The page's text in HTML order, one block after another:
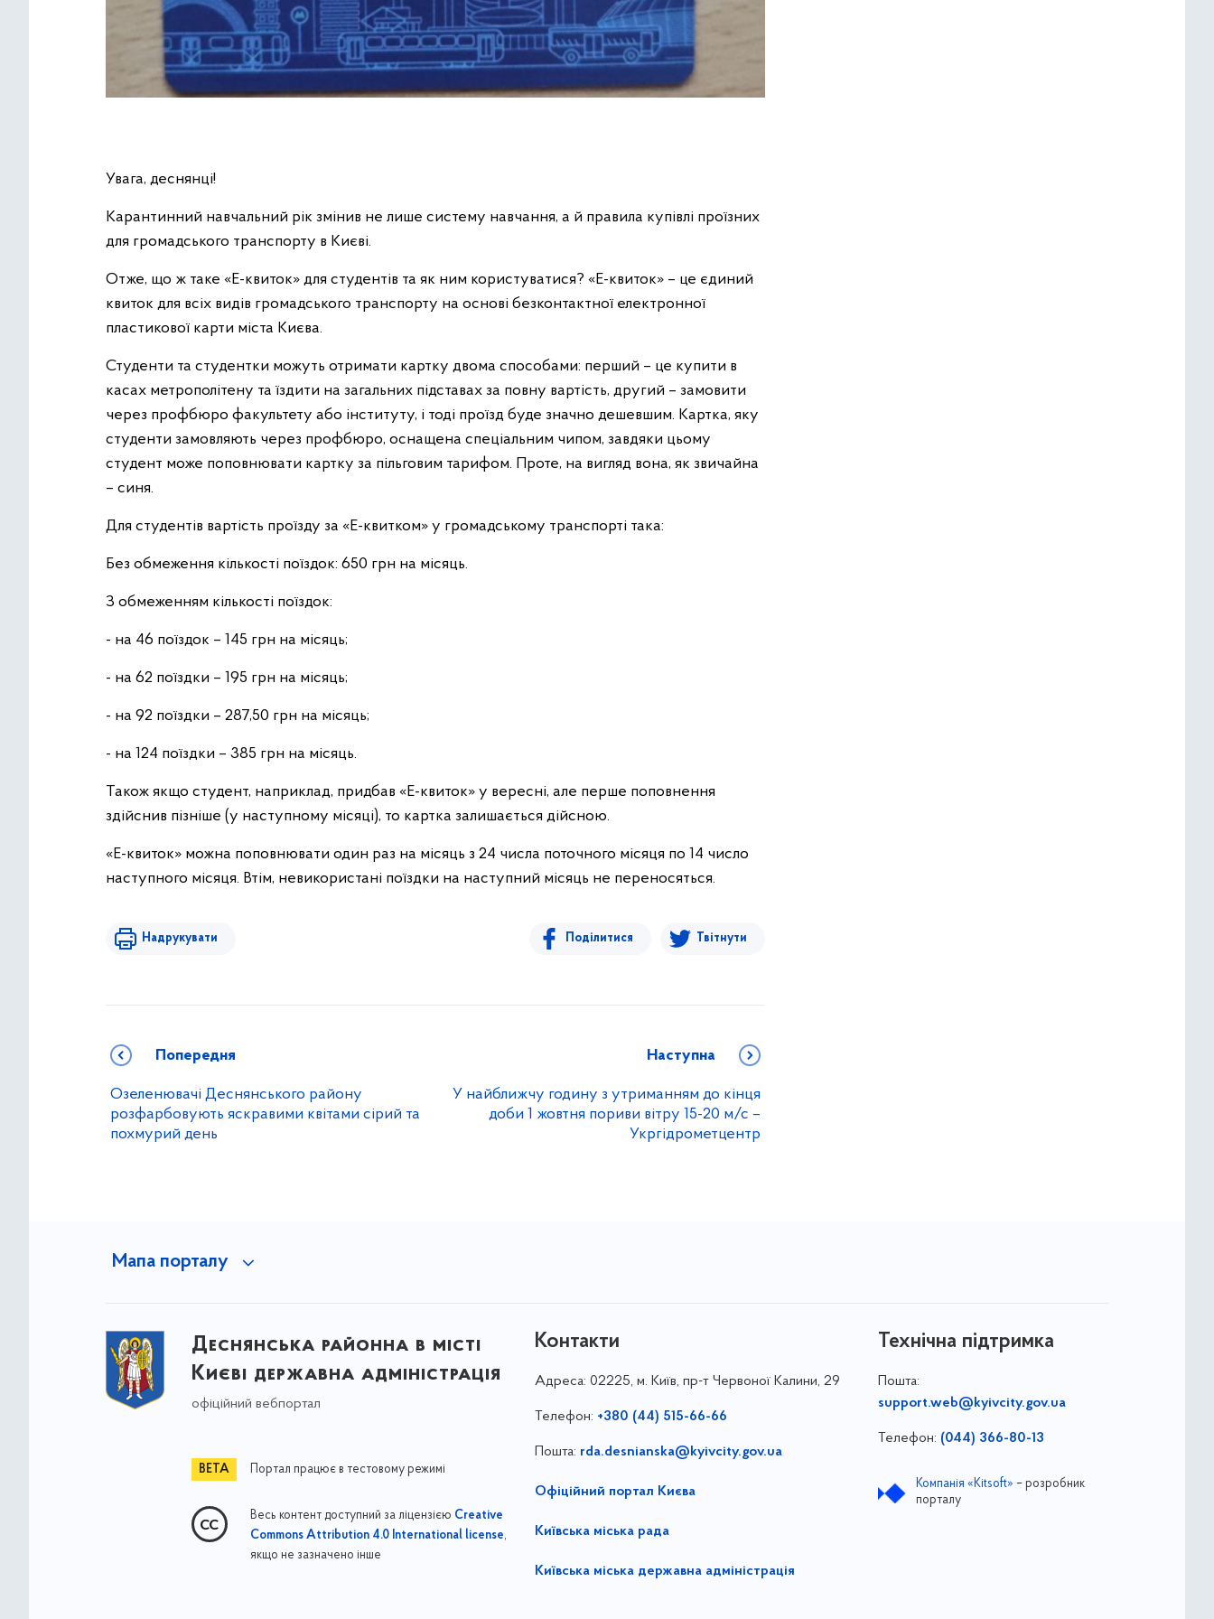
Увага, деснянці!
Карантинний навчальний рік змінив не лише систему навчання, а й правила купівлі проїзних
для громадського транспорту в Києві.
Отже, що ж таке «Е-квиток» для студентів та як ним користуватися? «Е-квиток» – це єдиний
квиток для всіх видів громадського транспорту на основі безконтактної електронної
пластикової карти міста Києва.
Студенти та студентки можуть отримати картку двома способами: перший – це купити в
касах метрополітену та їздити на загальних підставах за повну вартість, другий – замовити
через профбюро факультету або інституту, і тоді проїзд буде значно дешевшим. Картка, яку
студенти замовляють через профбюро, оснащена спеціальним чипом, завдяки цьому
студент може поповнювати картку за пільговим тарифом. Проте, на вигляд вона, як звичайна
– синя.
Для студентів вартість проїзду за «Е-квитком» у громадському транспорті така:
Без обмеження кількості поїздок: 650 грн на місяць.
З обмеженням кількості поїздок:
- на 46 поїздок – 145 грн на місяць;
- на 62 поїздки – 195 грн на місяць;
- на 92 поїздки – 287,50 грн на місяць;
- на 124 поїздки – 385 грн на місяць.
Також якщо студент, наприклад, придбав «Е-квиток» у вересні, але перше поповнення
здійснив пізніше (у наступному місяці), то картка залишається дійсною.
«Е-квиток» можна поповнювати один раз на місяць з 24 числа поточного місяця по 14 число
наступного місяця. Втім, невикористані поїздки на наступний місяць не переносяться.
Надрукувати Поділитися Твітнути
Попередня
Озеленювачі Деснянського району
розфарбовують яскравими квітами сірий та
похмурий день
Наступна
У найближчу годину з утриманням до кінця
доби 1 жовтня пориви вітру 15-20 м/с –
Укргідрометцентр
Мапа порталу
Деснянська районна в місті
Києві державна адміністрація
офіційний вебпортал
Портал працює в тестовому режимі
Весь контент доступний за ліцензією Creative
Commons Attribution 4.0 International license,
якщо не зазначено інше
Контакти
Адреса: 02225, м. Київ, пр-т Червоної Калини, 29
Телефон: +380 (44) 515-66-66
Пошта: rda.desnianska@kyivcity.gov.ua
Офіційний портал Києва
Київська міська рада
Київська міська державна адміністрація
Технічна підтримка
Пошта:
support.web@kyivcity.gov.ua
Телефон: (044) 366-80-13
Компанія «Kitsoft» – розробник
порталу